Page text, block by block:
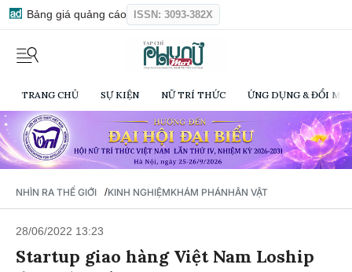
Bảng giá quảng cáo ISSN: 3093-382X
TRANG CHỦ SỰ KIỆN NỮ TRÍ THỨC ỨNG DỤNG & ĐỔI
NHÌN RA THẾ GIỚI /KINH NGHIỆMKHÁM PHÁNHÂN VẬT
28/06/2022 13:23
Startup giao hàng Việt Nam Loship